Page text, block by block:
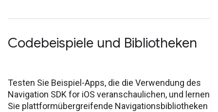
Codebeispiele und Bibliotheken
Testen Sie Beispiel-Apps, die die Verwendung des
Navigation SDK for iOS veranschaulichen, und lernen
Sie plattformübergreifende Navigationsbibliotheken